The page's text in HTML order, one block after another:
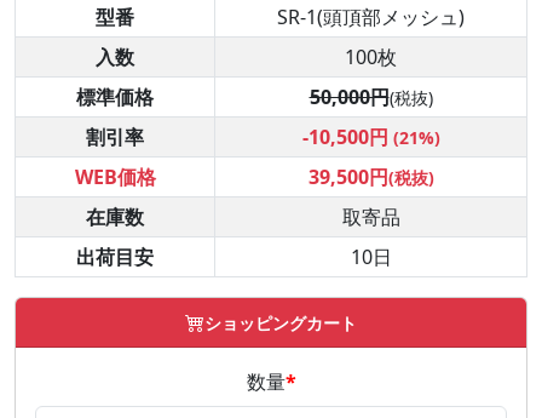
型番
SR-1(頭頂部メッシュ)
入数
100枚
標準価格
50,000円(税抜)
割引率 -10,500円 (21%)
WEB価格 39,500円(税抜)
在庫数
取寄品
出荷目安
10日
ショッピングカート
数量*